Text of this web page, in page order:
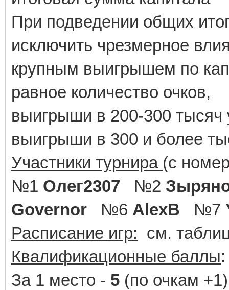
При подведении общих
исключить чрезмерное
крупным выигрышем по
равное количество очков,
выигрыши в 200-300 тысяч
выигрыши в 300 и более
Участники турнира (с
№1 Олег2307 №2
Governor №6 AlexB №7
Расписание игр: см.
Квалификационные баллы:
За 1 место - 5 (по очкам